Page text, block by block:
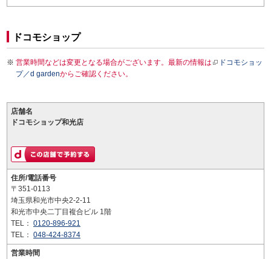
ドコモショップ
営業時間などは変更となる場合がございます。最新の情報は
ドコモショッ
プ／d gardenからご確認ください。
店舗名
ドコモショップ和光店
住所/電話番号
〒351-0113
埼玉県和光市中央2-2-11
和光市中央二丁目複合ビル 1階
TEL： 0120-896-921
TEL： 048-424-8374
営業時間